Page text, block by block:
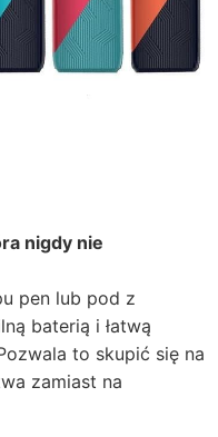
nigdy nie
pen lub pod z
baterią i łatwą
to skupić się na
zamiast na